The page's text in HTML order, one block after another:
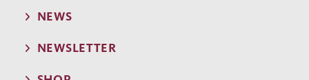
NEWS
NEWSLETTER